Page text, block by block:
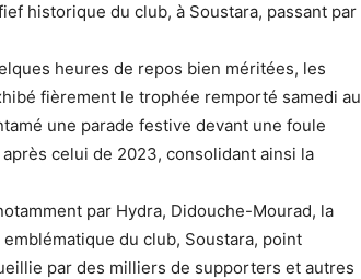
historique du club, à Soustara, passant par
heures de repos bien méritées, les
fièrement le trophée remporté samedi au
une parade festive devant une foule
celui de 2023, consolidant ainsi la
par Hydra, Didouche-Mourad, la
du club, Soustara, point
par des milliers de supporters et autres